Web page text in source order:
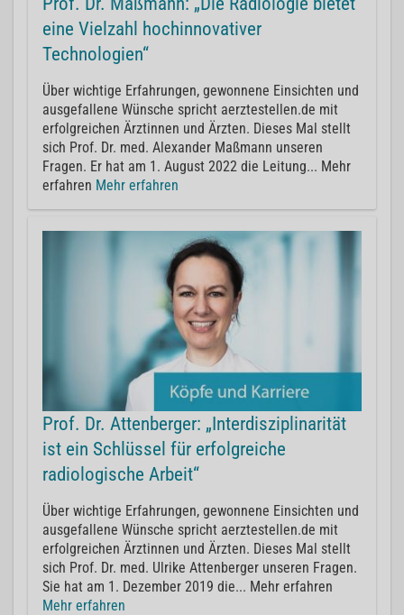
eine Vielzahl hochinnovativer
Technologien“
Über wichtige Erfahrungen, gewonnene Einsichten und
ausgefallene Wünsche spricht aerztestellen.de mit
erfolgreichen Ärztinnen und Ärzten. Dieses Mal stellt
sich Prof. Dr. med. Alexander Maßmann unseren
Fragen. Er hat am 1. August 2022 die Leitung... Mehr
erfahren Mehr erfahren
Prof. Dr. Attenberger: „Interdisziplinarität
ist ein Schlüssel für erfolgreiche
radiologische Arbeit“
Über wichtige Erfahrungen, gewonnene Einsichten und
ausgefallene Wünsche spricht aerztestellen.de mit
erfolgreichen Ärztinnen und Ärzten. Dieses Mal stellt
sich Prof. Dr. med. Ulrike Attenberger unseren Fragen.
Sie hat am 1. Dezember 2019 die... Mehr erfahren
Mehr erfahren